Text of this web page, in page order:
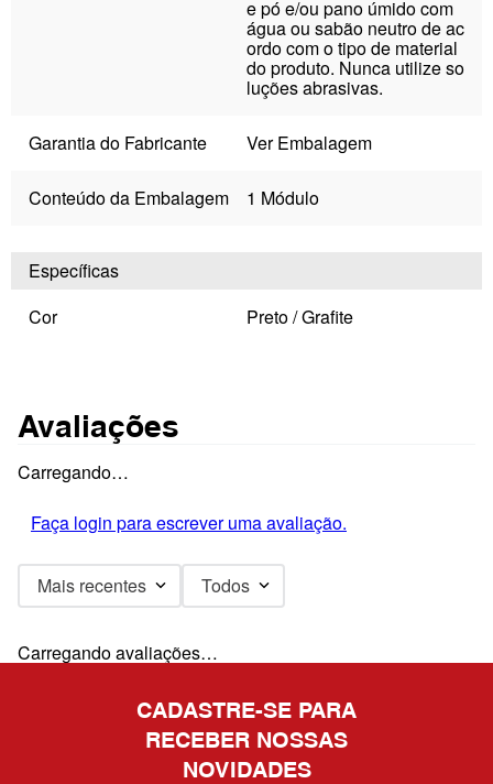
e pó e/ou pano úmido com
água ou sabão neutro de ac
ordo com o tipo de material
do produto. Nunca utilize so
luções abrasivas.
Garantia do Fabricante Ver Embalagem
Conteúdo da Embalagem 1 Módulo
Específicas
Cor
Preto / Grafite
Avaliações
Carregando…
Faça login para escrever uma avaliação.
Mais recentes Todos
Carregando avaliações…
CADASTRE-SE PARA
RECEBER NOSSAS
NOVIDADES